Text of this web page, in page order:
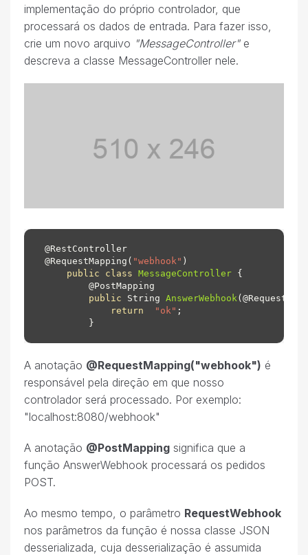
implementação do próprio controlador, que
processará os dados de entrada. Para fazer isso,
crie um novo arquivo "MessageController"e
descreva a classe MessageController nele.
@RestController
@RequestMapping( "webhook" )
public
class MessageController {
        @
PostMapping
public String AnswerWebhook (
return
"ok" ;
A anotação @RequestMapping("webhook") é
responsável pela direção em que nosso
controlador será processado. Por exemplo:
"localhost:8080/webhook"
A anotação @PostMapping significa que a
função AnswerWebhook processará os pedidos
POST.
Ao mesmo tempo, o parâmetro RequestWebhook
nos parâmetros da função é nossa classe JSON
desserializada, cuja desserialização é assumida